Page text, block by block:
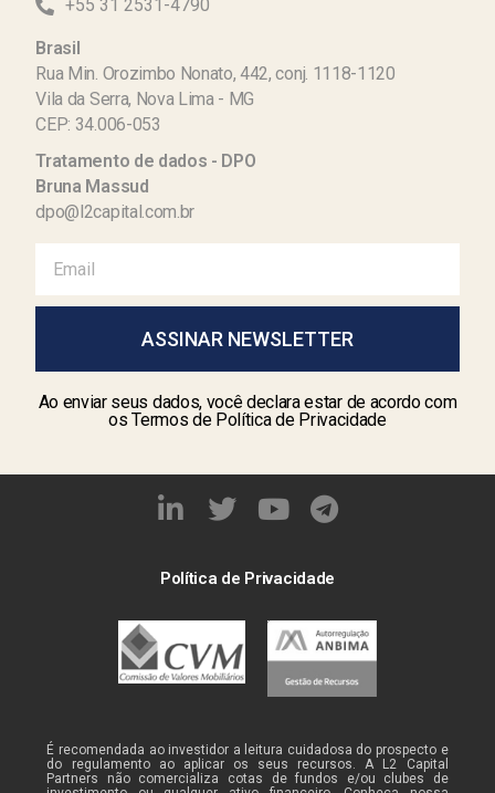
+55 31 2531-4790
Brasil
Rua Min. Orozimbo Nonato, 442, conj. 1118-1120
Vila da Serra, Nova Lima - MG
CEP: 34.006-053
Tratamento de dados - DPO
Bruna Massud
dpo@l2capital.com.br
ASSINAR NEWSLETTER
Ao enviar seus dados, você declara estar de acordo com
os Termos de Política de Privacidade
Política de Privacidade
É recomendada ao investidor a leitura cuidadosa do prospecto e
do regulamento ao aplicar os seus recursos. A L2 Capital
Partners não comercializa cotas de fundos e/ou clubes de